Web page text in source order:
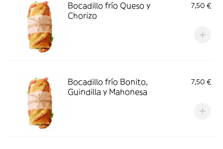
Bocadillo frío Queso y
Chorizo
7,50 €
Bocadillo frío Bonito,
Guindilla y Mahonesa
7,50 €